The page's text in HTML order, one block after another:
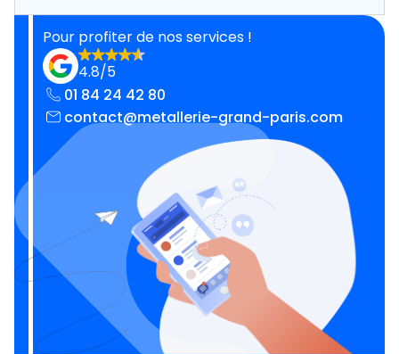
Pour profiter de nos services !
4.8/5
01 84 24 42 80
contact@metallerie-grand-paris.com